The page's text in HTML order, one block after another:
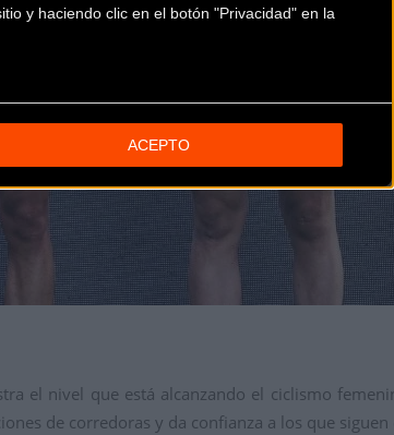
y haciendo clic en el botón "Privacidad" en la
ACEPTO
el nivel que está alcanzando el ciclismo
de corredoras y da confianza a los que siguen